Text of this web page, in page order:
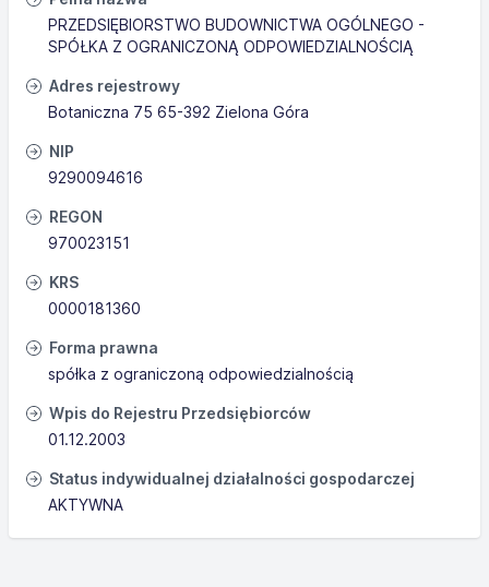
PRZEDSIĘBIORSTWO BUDOWNICTWA OGÓLNEGO -
SPÓŁKA Z OGRANICZONĄ ODPOWIEDZIALNOŚCIĄ
Adres rejestrowy
Botaniczna 75 65-392 Zielona Góra
NIP
9290094616
REGON
970023151
KRS
0000181360
Forma prawna
spółka z ograniczoną odpowiedzialnością
Wpis do Rejestru Przedsiębiorców
01.12.2003
Status indywidualnej działalności gospodarczej
AKTYWNA